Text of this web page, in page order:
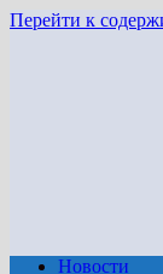
Перейти к
Новости